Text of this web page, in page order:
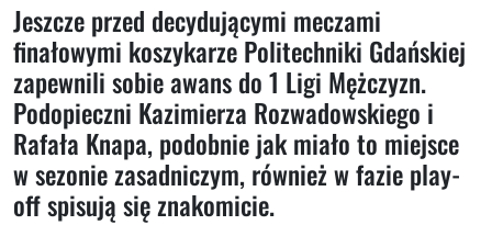
Jeszcze przed decydującymi meczami
finałowymi koszykarze Politechniki Gdańskiej
zapewnili sobie awans do 1 Ligi Mężczyzn.
Podopieczni Kazimierza Rozwadowskiego i
Rafała Knapa, podobnie jak miało to miejsce
w sezonie zasadniczym, również w fazie play-
off spisują się znakomicie.